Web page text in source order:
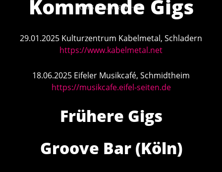
Lars Kaufmann - dr
Kommende Gigs
29.01.2025 Kulturzentrum Kabelmetal, Schladern
https://www.kabelmetal.net
18.06.2025 Eifeler Musikcafé, Schmidtheim
https://musikcafe.eifel-seiten.de
Frühere Gigs
Groove Bar (Köln)